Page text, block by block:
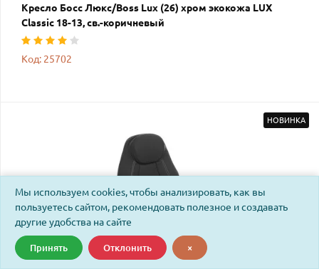
Кресло Босс Люкс/Boss Lux (26) хром экокожа LUX
Classic 18-13, св.-коричневый
Код: 25702
НОВИНКА
Мы используем cookies, чтобы анализировать, как вы
пользуетесь сайтом, рекомендовать полезное и создавать
другие удобства на сайте
Принять Отклонить ×